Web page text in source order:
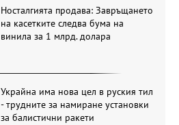
Носталгията продава: Завръщането
на касетките следва бума на
винила за 1 млрд. долара
Украйна има нова цел в руския тил
- трудните за намиране установки
за балистични ракети